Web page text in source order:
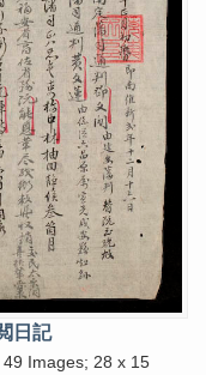
日記
. 49 Images; 28 x 15